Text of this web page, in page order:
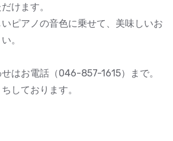
けます。
ピアノの音色に乗せて、美味しいお
。
はお電話（046-857-1615）まで。
しております。